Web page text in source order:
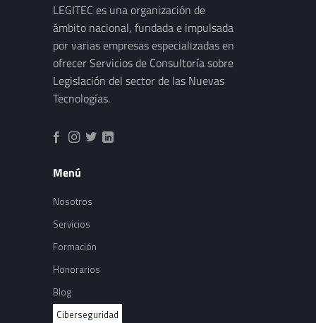
LEGITEC es una organización de
ámbito nacional, fundada e impulsada
por varias empresas especializadas en
ofrecer Servicios de Consultoría sobre
Legislación del sector de las Nuevas
Tecnologías.
Menú
Nosotros
Servicios
Formación
Honorarios
Blog
Ciberseguridad